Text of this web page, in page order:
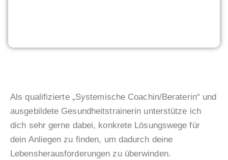
Als qualifizierte „Systemische Coachin/Beraterin“ und
ausgebildete Gesundheitstrainerin unterstütze ich
dich sehr gerne dabei, konkrete Lösungswege für
dein Anliegen zu finden, um dadurch deine
Lebensherausforderungen zu überwinden.